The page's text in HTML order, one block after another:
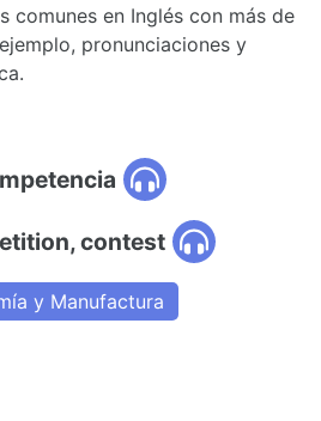
comunes en Inglés con más de
pronunciaciones y
contest
y Manufactura